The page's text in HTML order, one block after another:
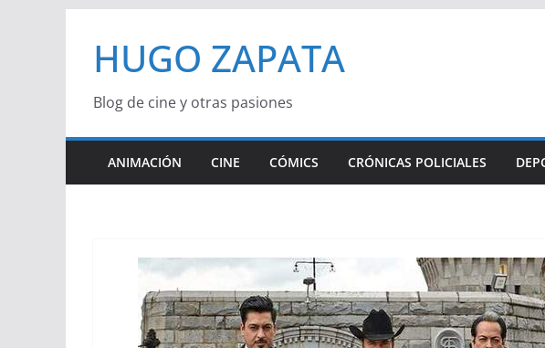
contenido
HUGO ZAPATA
Blog de cine y otras pasiones
ANIMACIÓN CINE CÓMICS CRÓNICAS POLICIALES